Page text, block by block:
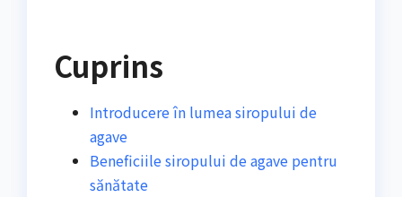
Cuprins
Introducere în lumea siropului de
agave
Beneficiile siropului de agave pentru
sănătate